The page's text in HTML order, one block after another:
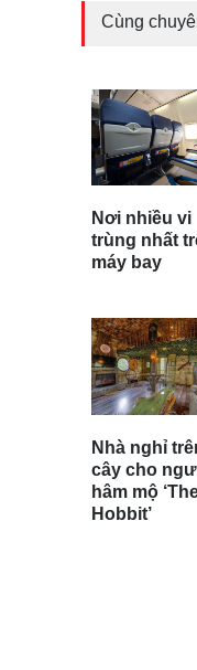
Cùng
Nơi nhiều vi
trùng nhất
máy bay
Nhà nghỉ
cây cho
hâm mộ
Hobbit’